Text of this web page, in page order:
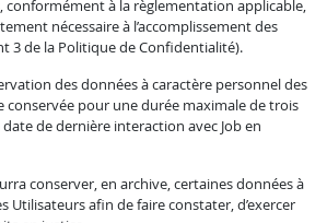
conformément à la règlementation applicable,
nécessaire à l’accomplissement des
3 de la Politique de Confidentialité).
des données à caractère personnel des
conservée pour une durée maximale de trois
date de dernière interaction avec Job en
conserver, en archive, certaines données à
Utilisateurs afin de faire constater, d’exercer